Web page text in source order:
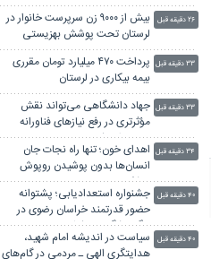
بیش از ۹۰۰۰ زن سرپرست خانوار در
لرستان تحت پوشش بهزیستی
هستند
۲۶ دقیقه قبل
پرداخت ۴۷۰ میلیارد تومان مقرری
بیمه بیکاری در لرستان
۳۳ دقیقه قبل
جهاد دانشگاهی می‌تواند نقش
مؤثرتری در رفع نیازهای فناورانه
صنایع ایفا کند
۳۳ دقیقه قبل
اهدای خون؛ تنها راه نجات جان
انسان‌ها بدون پوشیدن روپوش
پزشکی
۳۴ دقیقه قبل
جشنواره استعدادیابی؛ پشتوانه
حضور قدرتمند خراسان رضوی در
لیگ باشگاه‌های کشور
۴۰ دقیقه قبل
سیاست در اندیشه امام شهید،
هدایتگری الهی ـ مردمی در گام‌های
۴۰ دقیقه قبل